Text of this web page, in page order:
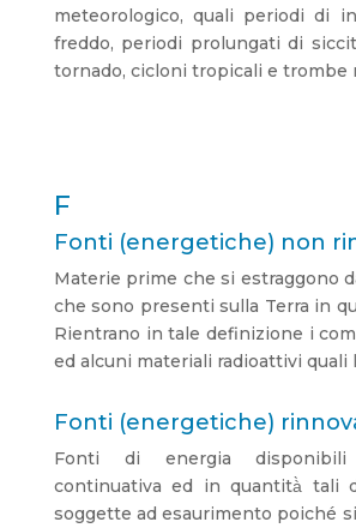
meteorologico, quali periodi di
freddo, periodi prolungati di
tornado, cicloni tropicali e trombe
F
Fonti (energetiche) non
Materie prime che si estraggono
che sono presenti sulla Terra in
Rientrano in tale definizione i
ed alcuni materiali radioattivi quali
Fonti (energetiche)
Fonti di energia
continuativa ed in quantità̀ tali
soggette ad esaurimento poiché